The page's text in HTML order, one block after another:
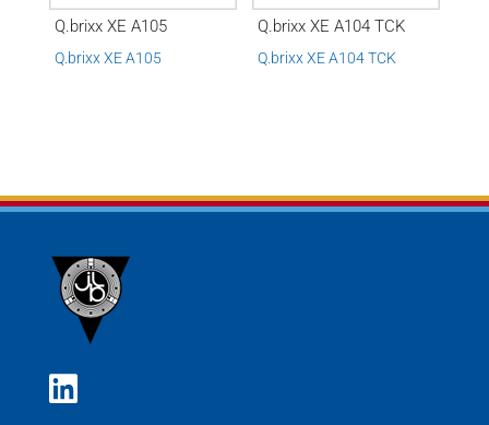
Q.brixx XE A105
Q.brixx XE A105
Q.brixx XE A104 TCK
Q.brixx XE A104 TCK